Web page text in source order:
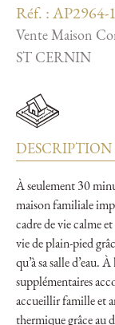
Réf. : AP2964-1
Vente Maison
ST CERNIN
DESCRIPTION
À seulement 30
maison familiale
cadre de vie calme
vie de plain-pied
qu’à sa salle d’eau.
supplémentaires
accueillir famille et
thermique grâce au